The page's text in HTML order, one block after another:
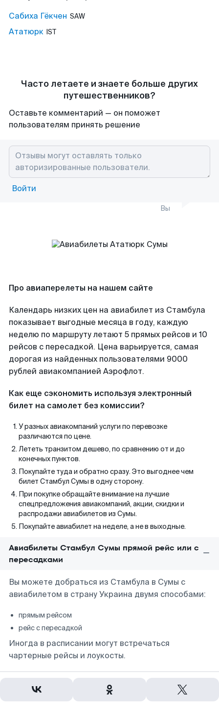
Сабиха Гёкчен SAW
Ататюрк IST
Часто летаете и знаете больше других
путешественников?
Оставьте комментарий — он поможет
пользователям принять решение
Войти
Вы
Про авиаперелеты на нашем сайте
Календарь низких цен на авиабилет из Стамбула
показывает выгодные месяца в году, каждую
неделю по маршруту летают 5 прямых рейсов и 10
рейсов с пересадкой. Цена варьируется, самая
дорогая из найденных пользователями 9000
рублей авиакомпанией Аэрофлот.
Как еще сэкономить используя электронный
билет на самолет без комиссии?
У разных авиакомпаний услуги по перевозке
различаются по цене.
Лететь транзитом дешево, по сравнению от и до
конечных пунктов.
Покупайте туда и обратно сразу. Это выгоднее чем
билет Стамбул Сумы в одну сторону.
При покупке обращайте внимание на лучшие
спецпредложения авиакомпаний, акции, скидки и
распродажи авиабилетов из Сумы.
Покупайте авиабилет на неделе, а не в выходные.
Авиабилеты Стамбул Сумы прямой рейс или с
пересадками
Вы можете добраться из Стамбула в Сумы с
авиабилетом в страну Украина двумя способами:
прямым рейсом
рейс с пересадкой
Иногда в расписании могут встречаться
чартерные рейсы и лоукосты.